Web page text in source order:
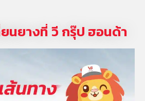
ยนยางที่ วี กรุ๊ป ฮอนด้า